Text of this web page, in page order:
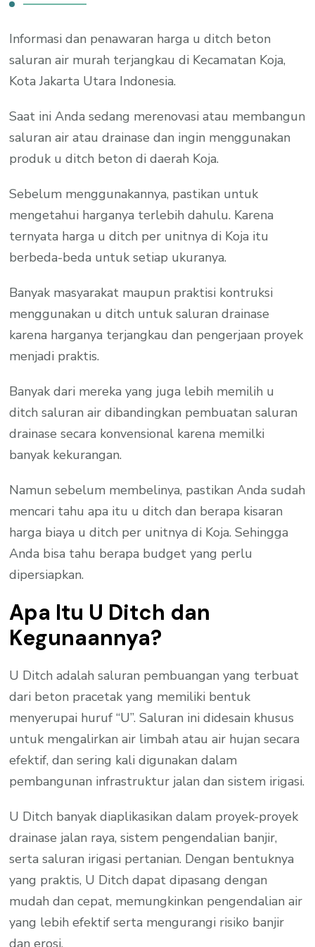
Informasi dan penawaran harga u ditch beton
saluran air murah terjangkau di Kecamatan Koja,
Kota Jakarta Utara Indonesia.
Saat ini Anda sedang merenovasi atau membangun
saluran air atau drainase dan ingin menggunakan
produk u ditch beton di daerah Koja.
Sebelum menggunakannya, pastikan untuk
mengetahui harganya terlebih dahulu. Karena
ternyata harga u ditch per unitnya di Koja itu
berbeda-beda untuk setiap ukuranya.
Banyak masyarakat maupun praktisi kontruksi
menggunakan u ditch untuk saluran drainase
karena harganya terjangkau dan pengerjaan proyek
menjadi praktis.
Banyak dari mereka yang juga lebih memilih u
ditch saluran air dibandingkan pembuatan saluran
drainase secara konvensional karena memilki
banyak kekurangan.
Namun sebelum membelinya, pastikan Anda sudah
mencari tahu apa itu u ditch dan berapa kisaran
harga biaya u ditch per unitnya di Koja. Sehingga
Anda bisa tahu berapa budget yang perlu
dipersiapkan.
Apa Itu U Ditch dan
Kegunaannya?
U Ditch adalah saluran pembuangan yang terbuat
dari beton pracetak yang memiliki bentuk
menyerupai huruf “U”. Saluran ini didesain khusus
untuk mengalirkan air limbah atau air hujan secara
efektif, dan sering kali digunakan dalam
pembangunan infrastruktur jalan dan sistem irigasi.
U Ditch banyak diaplikasikan dalam proyek-proyek
drainase jalan raya, sistem pengendalian banjir,
serta saluran irigasi pertanian. Dengan bentuknya
yang praktis, U Ditch dapat dipasang dengan
mudah dan cepat, memungkinkan pengendalian air
yang lebih efektif serta mengurangi risiko banjir
dan erosi.